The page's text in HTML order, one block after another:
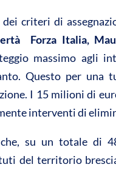
criteri di
 Forza Italia,
massimo agli
Questo per una
I 15 milioni di
interventi di
che, su un totale di
del territorio